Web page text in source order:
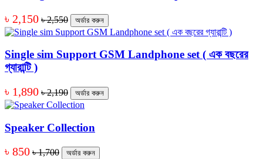
৳ 2,150 ৳ 2,550 অর্ডার করুন
Single sim Support GSM Landphone set ( এক বছরের
গ্যারান্টি )
৳ 1,890 ৳ 2,190 অর্ডার করুন
Speaker Collection
৳ 850 ৳ 1,700 অর্ডার করুন